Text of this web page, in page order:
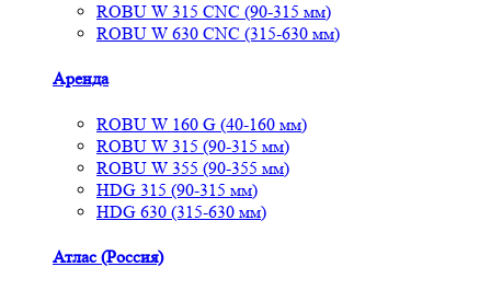
ROBU W 315 CNC (90-315 мм)
ROBU W 630 CNC (315-630 мм)
Аренда
ROBU W 160 G (40-160 мм)
ROBU W 315 (90-315 мм)
ROBU W 355 (90-355 мм)
HDG 315 (90-315 мм)
HDG 630 (315-630 мм)
Атлас (Россия)